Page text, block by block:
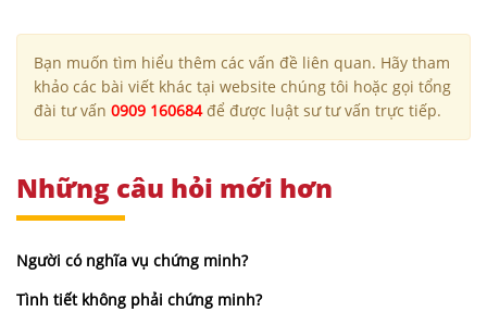
Bạn muốn tìm hiểu thêm các vấn đề liên quan. Hãy tham
khảo các bài viết khác tại website chúng tôi hoặc gọi tổng
đài tư vấn 0909 160684để được luật sư tư vấn trực tiếp.
Những câu hỏi mới hơn
Người có nghĩa vụ chứng minh?
Tình tiết không phải chứng minh?